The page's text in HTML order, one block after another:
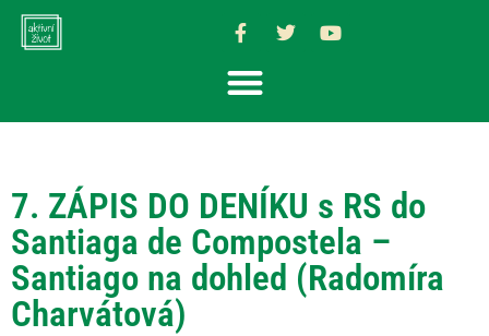
7. ZÁPIS DO DENÍKU s RS do
Santiaga de Compostela –
Santiago na dohled (Radomíra
Charvátová)